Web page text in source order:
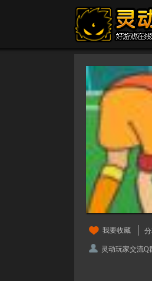
我要收藏
灵动玩家交流Q